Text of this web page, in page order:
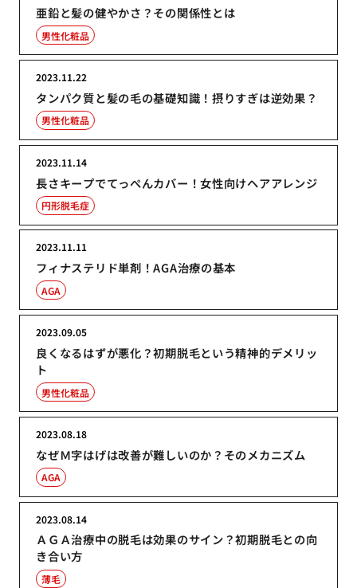
亜鉛と髪の健やかさ？その関係性とは
男性化粧品
タンパク質と髪の毛の基礎知識！摂りすぎは逆効果？
2023.11.22
男性化粧品
長さキープでてっぺんカバー！女性向けヘアアレンジ
2023.11.14
円形脱毛症
フィナステリド単剤！AGA治療の基本
2023.11.11
AGA
良くなるはずが悪化？初期脱毛という精神的デメリッ
ト
2023.09.05
男性化粧品
なぜＭ字はげは改善が難しいのか？そのメカニズム
2023.08.18
AGA
ＡＧＡ治療中の脱毛は効果のサイン？初期脱毛との向
き合い方
2023.08.14
薄毛